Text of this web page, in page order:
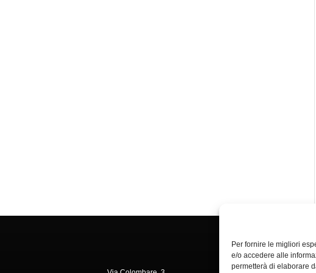
Per fornire le migliori
e/o accedere alle
permetterà di elaborare